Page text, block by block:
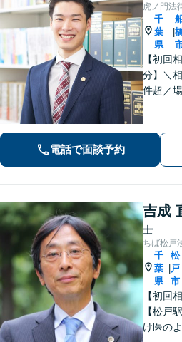
虎ノ門法
千
葉
県
【初回
分】＼
件超／
ます。
などで
ださい。
電話で面談予約
吉成
士
ちば松戸
千
葉
県
松
戸
市
【初回
【松戸
け医の